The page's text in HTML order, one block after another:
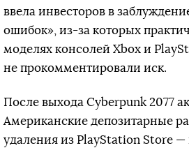
ввела инвесторов в
ошибок», из-за которых
моделях консолей Xbox и
не прокомментировали иск.
После выхода Cyberpunk 2077
Американские депозитарные
удаления из PlayStation Store —